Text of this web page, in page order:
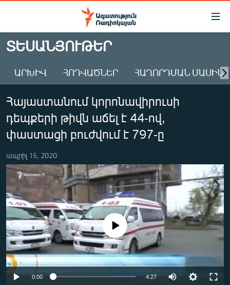
Մատչելիության
Անցնել
հիմնական
Անցնել
հիմնական
մենյուին
Որոնում
ԱԶԱՏՈՒԹՅՈՒՆ TV
ՀԱՅԱՍՏԱՆ
ԸՆՏՐՈՒԹՅՈՒՆՆԵՐ 2026
ԻՐԱՎՈՒՆՔ
ՏՆՏԵՍՈՒԹՅՈՒՆ
ՂԱՐԱԲԱՂ
ՊԱՏԵՐԱԶՄԻ 6 ՇԱԲԱԹՆԵՐԸ
ՏԱՐԱԾԱՇՐՋԱՆ
ՄԻՋԱԶԳԱՅԻՆ
ՄՇԱԿՈՒՅԹ
ՍՊՈՐՏ
ՏԵՍԱՆՅՈՒԹԵՐ
ԱՐԽԻՎ ՀՈԴՎԱԾՆԵՐ ՀԱՂՈՐԴՄԱՆ ՄԱՍԻՆ
Հայաստանում կորոնավիրուսի
դեպքերի թիվն աճել է 44-ով,
փաստացի բուժվում է 797-ը
ապրիլ 15, 2020
No media source currently available
0:00 4:27